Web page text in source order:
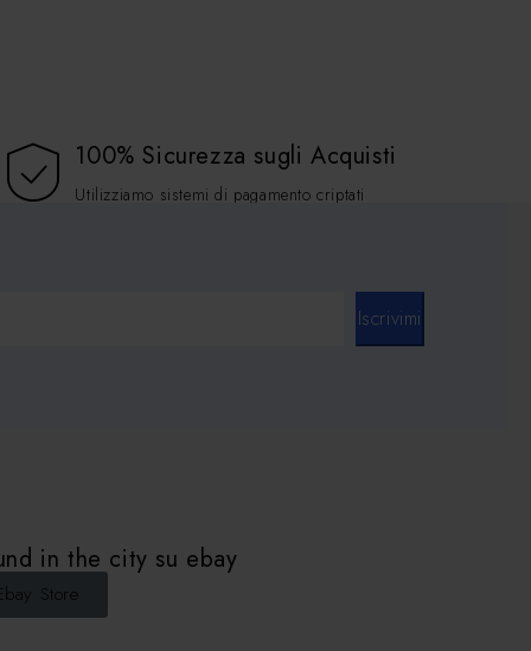
100% Sicurezza sugli Acquisti
Utilizziamo sistemi di pagamento criptati
Iscrivimi
in the city su ebay
Store